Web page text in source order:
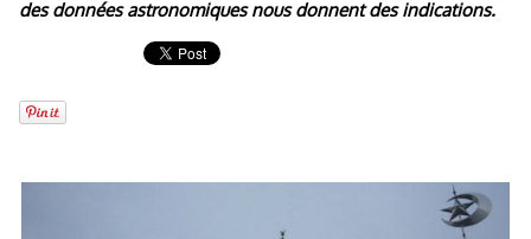
des données astronomiques nous donnent des indications.